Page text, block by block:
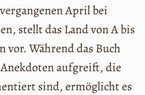
April bei
stellt das Land von A bis
vor. Während das Buch
aufgreift, die
sind, ermöglicht es